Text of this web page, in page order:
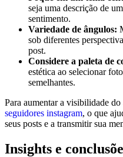
seja ⁢uma descrição‌ de
sentimento.
Variedade de ângulos:
sob diferentes
post.
Considere a paleta de
estética ao selecionar
semelhantes.
Para aumentar a visibilidade
seguidores instagram, o que
seus posts e a transmitir sua
Insights e